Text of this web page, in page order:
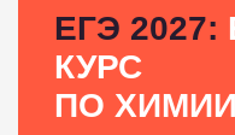
ЕГЭ 2027:
КУРС
ПО ХИМИИ